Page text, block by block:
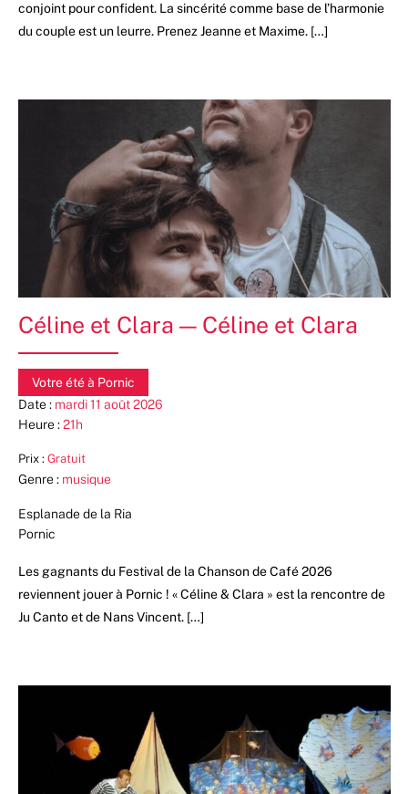
conjoint pour confident. La sincérité comme base de l’harmonie
du couple est un leurre. Prenez Jeanne et Maxime. […]
Céline et Clara — Céline et Clara
Votre été à Pornic
Date : mardi 11 août 2026
Heure :21h
Prix : Gratuit
Genre : musique
Esplanade de la Ria
Pornic
Les gagnants du Festival de la Chanson de Café 2026
reviennent jouer à Pornic ! « Céline & Clara » est la rencontre de
Ju Canto et de Nans Vincent. […]